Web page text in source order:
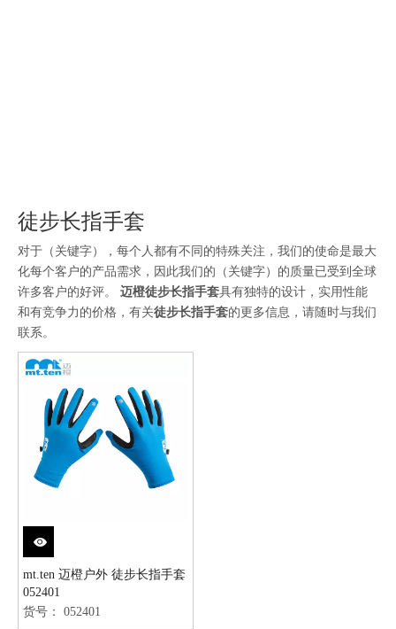
徒步长指手套
对于（关键字），每个人都有不同的特殊关注，我们的使命是最大
化每个客户的产品需求，因此我们的（关键字）的质量已受到全球
许多客户的好评。 迈橙徒步长指手套具有独特的设计，实用性能
和有竞争力的价格，有关徒步长指手套的更多信息，请随时与我们
联系。
mt.ten 迈橙户外 徒步长指手套
052401
货号：
052401